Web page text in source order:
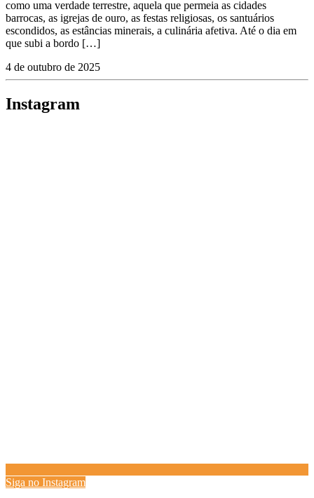
como uma verdade terrestre, aquela que permeia as cidades
barrocas, as igrejas de ouro, as festas religiosas, os santuários
escondidos, as estâncias minerais, a culinária afetiva. Até o dia em
que subi a bordo […]
4 de outubro de 2025
Instagram
Siga no Instagram